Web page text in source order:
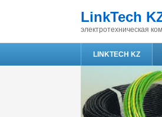
LinkTech
электротехническая
LINKTECH KZ